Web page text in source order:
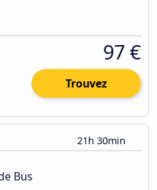
97 €
Trouvez
21h 30min
Bus